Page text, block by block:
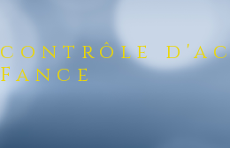
contrôle
Fance